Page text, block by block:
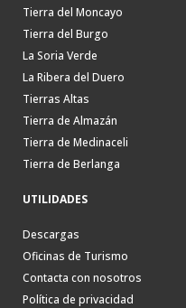
Tierra del Moncayo
Tierra del Burgo
La Soria Verde
La Ribera del Duero
Tierras Altas
Tierra de Almazán
Tierra de Medinaceli
Tierra de Berlanga
UTILIDADES
Descargas
Oficinas de Turismo
Contacta con nosotros
Política de privacidad